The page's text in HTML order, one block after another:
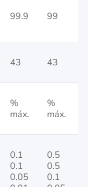
99.9 99
43 43
%
máx.
%
máx.
0.1
0.1
0.05
0.5
0.5
0.1